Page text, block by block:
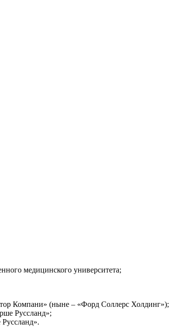
медицинского университета;
Компани» (ныне – «Форд Соллерс Холдинг»);
Руссланд»;